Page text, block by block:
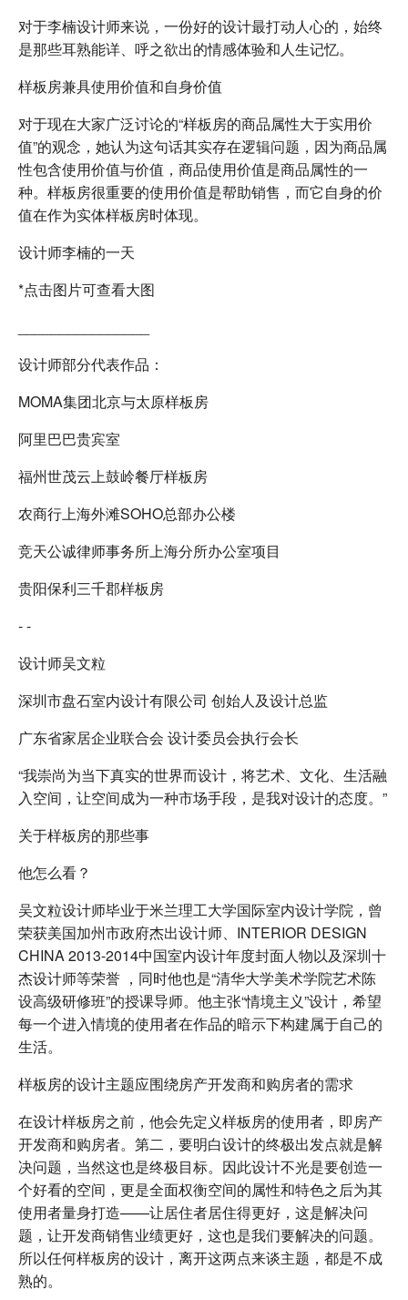
对于李楠设计师来说，一份好的设计最打动人心的，始终
是那些耳熟能详、呼之欲出的情感体验和人生记忆。
样板房兼具使用价值和自身价值
对于现在大家广泛讨论的“样板房的商品属性大于实用价
值”的观念，她认为这句话其实存在逻辑问题，因为商品属
性包含使用价值与价值，商品使用价值是商品属性的一
种。样板房很重要的使用价值是帮助销售，而它自身的价
值在作为实体样板房时体现。
设计师李楠的一天
*点击图片可查看大图
设计师部分代表作品：
MOMA集团北京与太原样板房
阿里巴巴贵宾室
福州世茂云上鼓岭餐厅样板房
农商行上海外滩SOHO总部办公楼
竞天公诚律师事务所上海分所办公室项目
贵阳保利三千郡样板房
- -
设计师吴文粒
深圳市盘石室内设计有限公司 创始人及设计总监
广东省家居企业联合会 设计委员会执行会长
“我崇尚为当下真实的世界而设计，将艺术、文化、生活融
入空间，让空间成为一种市场手段，是我对设计的态度。”
关于样板房的那些事
他怎么看？
吴文粒设计师毕业于米兰理工大学国际室内设计学院，曾
荣获美国加州市政府杰出设计师、INTERIOR DESIGN
CHINA 2013-2014中国室内设计年度封面人物以及深圳十
杰设计师等荣誉 ，同时他也是“清华大学美术学院艺术陈
设高级研修班”的授课导师。他主张“情境主义”设计，希望
每一个进入情境的使用者在作品的暗示下构建属于自己的
生活。
样板房的设计主题应围绕房产开发商和购房者的需求
在设计样板房之前，他会先定义样板房的使用者，即房产
开发商和购房者。第二，要明白设计的终极出发点就是解
决问题，当然这也是终极目标。因此设计不光是要创造一
个好看的空间，更是全面权衡空间的属性和特色之后为其
使用者量身打造——让居住者居住得更好，这是解决问
题，让开发商销售业绩更好，这也是我们要解决的问题。
所以任何样板房的设计，离开这两点来谈主题，都是不成
熟的。